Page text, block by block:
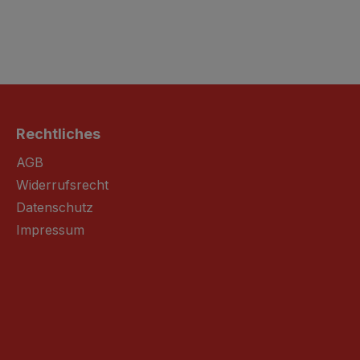
Rechtliches
AGB
Widerrufsrecht
Datenschutz
Impressum